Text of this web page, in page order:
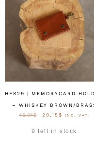
HFS29 | MEMORYCARD
– WHISKEY BROWN/
46,04$ 20,15$ INC. VAT.
9 left in stock